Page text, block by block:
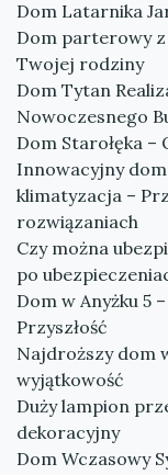
Dom Latarnika
Dom parterowy z
Twojej rodziny
Dom Tytan
Nowoczesnego
Dom Starołęka
Innowacyjny
klimatyzacja –
rozwiązaniach
Czy można
po
Dom w Anyżku 5
Przyszłość
Najdroższy dom
wyjątkowość
Duży lampion
dekoracyjny
Dom Wczasowy